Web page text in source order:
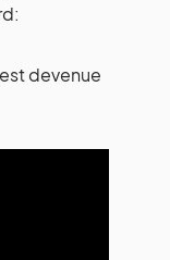
devenue